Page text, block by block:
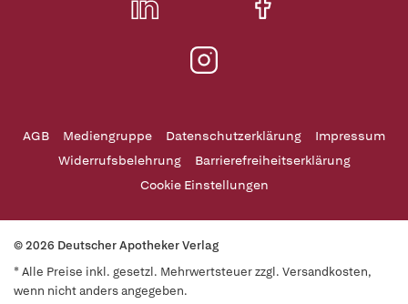
AGB Mediengruppe Datenschutzerklärung
Impressum
Widerrufsbelehrung
Barrierefreiheitserklärung
Cookie Einstellungen
© 2026 Deutscher Apotheker Verlag
* Alle Preise inkl. gesetzl. Mehrwertsteuer zzgl. Versandkosten,
wenn nicht anders angegeben.